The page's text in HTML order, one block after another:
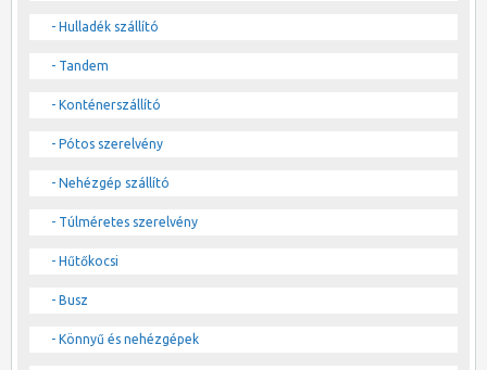
- Hulladék szállító
- Tandem
- Konténerszállító
- Pótos szerelvény
- Nehézgép szállító
- Túlméretes szerelvény
- Hűtőkocsi
- Busz
- Könnyű és nehézgépek